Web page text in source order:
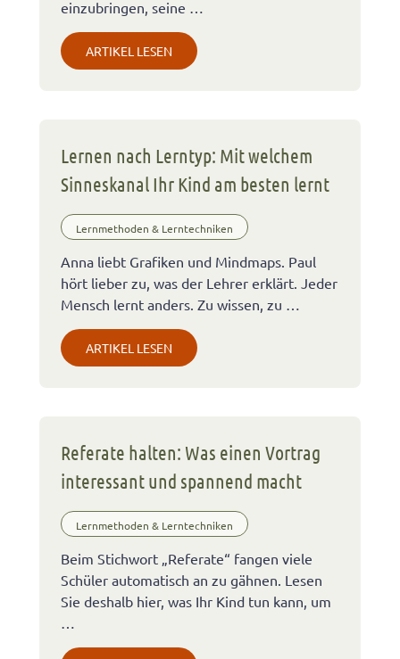
einzubringen, seine …
ARTIKEL LESEN
Lernen nach Lerntyp: Mit welchem
Sinneskanal Ihr Kind am besten lernt
Lernmethoden & Lerntechniken
Anna liebt Grafiken und Mindmaps. Paul
hört lieber zu, was der Lehrer erklärt. Jeder
Mensch lernt anders. Zu wissen, zu …
ARTIKEL LESEN
Referate halten: Was einen Vortrag
interessant und spannend macht
Lernmethoden & Lerntechniken
Beim Stichwort „Referate“ fangen viele
Schüler automatisch an zu gähnen. Lesen
Sie deshalb hier, was Ihr Kind tun kann, um